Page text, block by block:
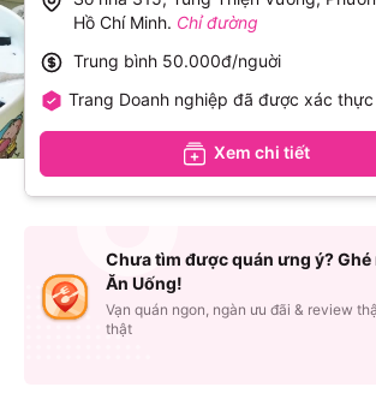
Hồ Chí Minh. Chỉ đường
Trung bình 50.000đ/nguời
Trang Doanh nghiệp đã được xác
Xem chi tiết
Chưa tìm được quán ưng ý?
Ăn Uống!
Vạn quán ngon, ngàn ưu đãi & review
thật